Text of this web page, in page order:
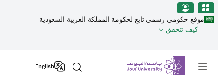
منطقة الجوف-جامعة الجوف
تجاوز إلى المحتوى الرئيسي
موقع حكومي رسمي تابع لحكومة المملكة العربية السعودية
كيف تتحقق
Primary menu
English